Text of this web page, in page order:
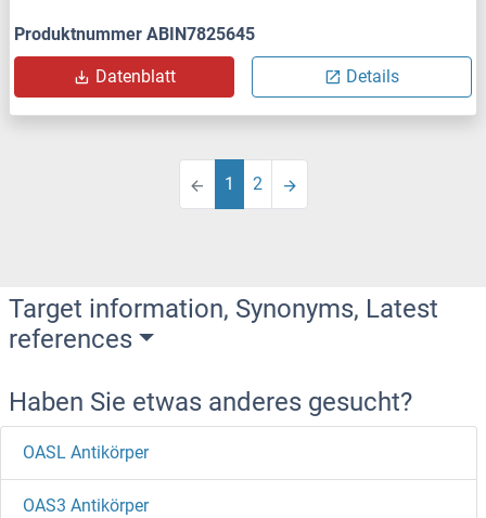
Produktnummer ABIN7825645
Datenblatt Details
1 2
Target information, Synonyms, Latest
references
Haben Sie etwas anderes gesucht?
OASL Antikörper
OAS3 Antikörper